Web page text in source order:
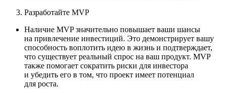
Разработайте MVP
Наличие MVP значительно повышает ваши шансы
на привлечение инвестиций. Это демонстрирует вашу
способность воплотить идею в жизнь и подтверждает,
что существует реальный спрос на ваш продукт. MVP
также помогает сократить риски для инвестора
и убедить его в том, что проект имеет потенциал
для роста.